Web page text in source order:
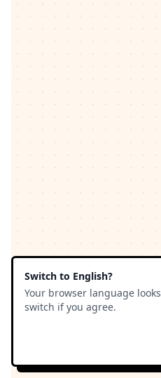
Switch to English?
Your browser language
switch if you agree.